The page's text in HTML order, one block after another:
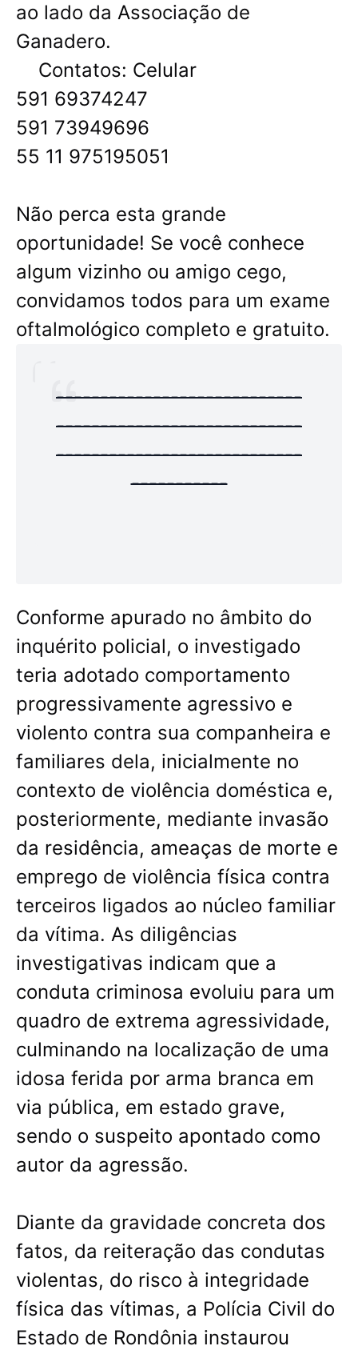
ao lado da Associação de
Ganadero.
Contatos: Celular
591 69374247
591 73949696
55 11 975195051
Não perca esta grande
oportunidade! Se você conhece
algum vizinho ou amigo cego,
convidamos todos para um exame
oftalmológico completo e gratuito.
----------------------------
----------------------------
----------------------------
-----------
Conforme apurado no âmbito do
inquérito policial, o investigado
teria adotado comportamento
progressivamente agressivo e
violento contra sua companheira e
familiares dela, inicialmente no
contexto de violência doméstica e,
posteriormente, mediante invasão
da residência, ameaças de morte e
emprego de violência física contra
terceiros ligados ao núcleo familiar
da vítima. As diligências
investigativas indicam que a
conduta criminosa evoluiu para um
quadro de extrema agressividade,
culminando na localização de uma
idosa ferida por arma branca em
via pública, em estado grave,
sendo o suspeito apontado como
autor da agressão.
Diante da gravidade concreta dos
fatos, da reiteração das condutas
violentas, do risco à integridade
física das vítimas, a Polícia Civil do
Estado de Rondônia instaurou